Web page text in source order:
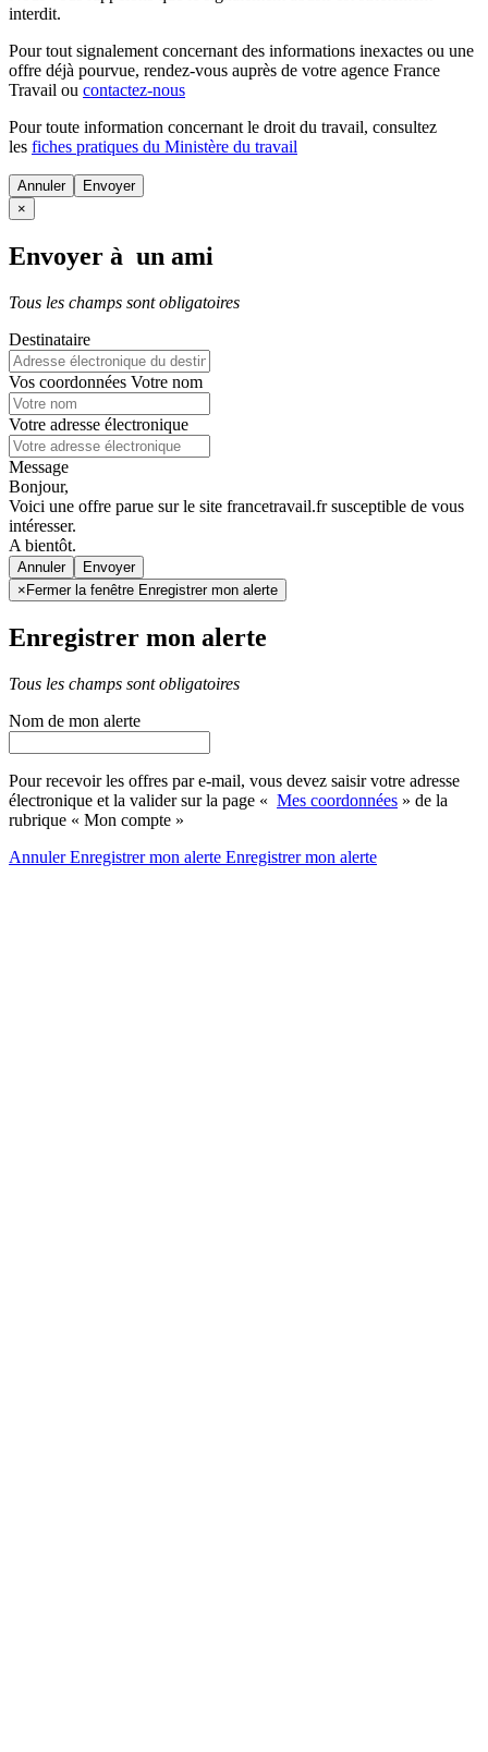
interdit.
Pour tout signalement concernant des informations inexactes ou une
offre déjà pourvue, rendez-vous auprès de votre agence France
Travail ou contactez-nous
Pour toute information concernant le droit du travail, consultez
les fiches pratiques du Ministère du travail
Annuler
×
Envoyer à un ami
Tous les champs sont obligatoires
Destinataire
Vos coordonnées Votre nom
Votre adresse électronique
Message
Bonjour,
Voici une offre parue sur le site francetravail.fr susceptible de vous
intéresser.
A bientôt.
Annuler
× Fermer la fenêtre Enregistrer mon alerte
Enregistrer mon alerte
Tous les champs sont obligatoires
Nom de mon alerte
Pour recevoir les offres par e-mail, vous devez saisir votre adresse
électronique et la valider sur la page « Mes coordonnées » de la
rubrique « Mon compte »
AnnulerEnregistrer mon alerte Enregistrermon alerte